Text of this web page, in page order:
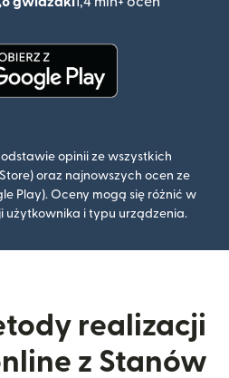
(otwiera
opinii ze wszystkich
oraz najnowszych ocen ze
Play). Oceny mogą się różnić w
użytkownika i typu urządzenia.
realizacji
z Stanów